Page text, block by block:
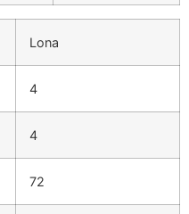
Lona
4
4
72